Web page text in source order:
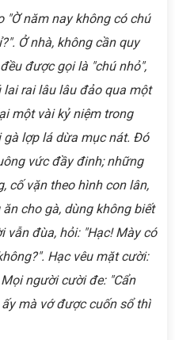
năm nay không có chú
Ở nhà, không cần quy
được gọi là "chú nhỏ",
lai rai lâu lâu đảo qua một
một vài kỷ niệm trong
gà lợp lá dừa mục nát. Đó
vức đầy đinh; những
cố vặn theo hình con lân,
cho gà, dùng không biết
vẫn đùa, hỏi: "Hạc! Mày có
Hạc vêu mặt cười:
người cười đe: "Cẩn
mà vớ được cuốn sổ thì